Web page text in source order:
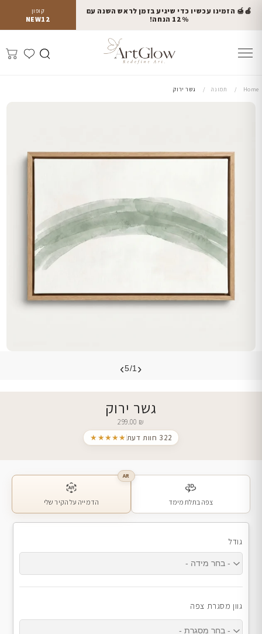
קופון
NEW12
🍎🍯 הזמינו עכשיו כדי שיגיע בזמן לראש השנה עם
12% הנחה!
Home תמונה גשר ירוק
‹
5/1
›
גשר ירוק
299.00 ₪
★★★★★
322 חוות דעת
צפה בתלת מימד
AR
הדמייה על הקיר שלי
גודל
גוון מסגרת צפה